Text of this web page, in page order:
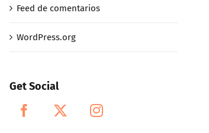
Feed de comentarios
WordPress.org
Get Social